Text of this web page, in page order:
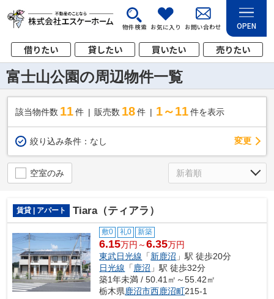
物件検索 お気に入り お問い合わせ OPEN
借りたい 貸したい 買いたい 売りたい
富士山公園の周辺物件一覧
該当物件数 11件 販売数 18 件 1～11 件を表示
絞り込み条件： なし 変更
空室のみ
賃貸 | アパート Tiara（ティアラ）
敷0 礼0 新築
6.15万円～6.35万円
東武日光線 「新鹿沼 」駅 徒歩20分
日光線 「 鹿沼 」駅 徒歩32分
築1年未満 / 50.41㎡～55.42㎡
栃木県鹿沼市西鹿沼町215-1